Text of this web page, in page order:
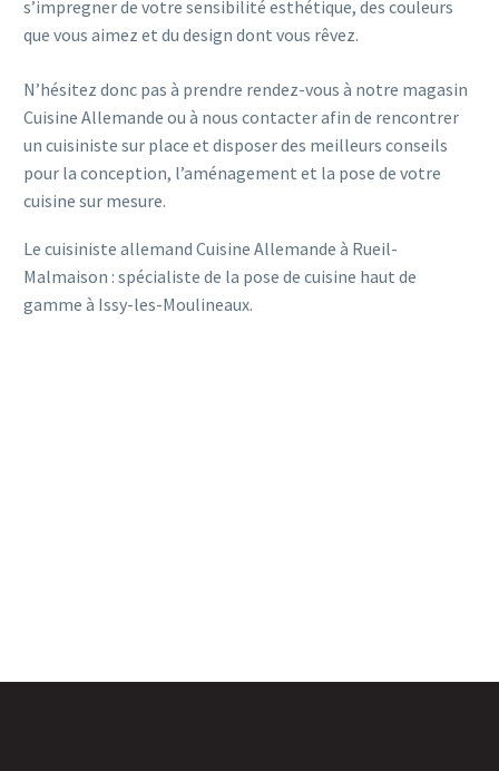
s’impregner de votre sensibilité esthétique, des couleurs
que vous aimez et du design dont vous rêvez.
N’hésitez donc pas à prendre rendez-vous à notre magasin
Cuisine Allemande ou à nous contacter afin de rencontrer
un cuisiniste sur place et disposer des meilleurs conseils
pour la conception, l’aménagement et la pose de votre
cuisine sur mesure.
Le cuisiniste allemand Cuisine Allemande à Rueil-
Malmaison : spécialiste de la pose de cuisine haut de
gamme à Issy-les-Moulineaux.